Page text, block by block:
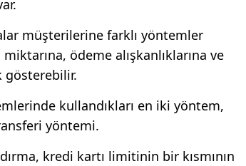
müşterilerine farklı yöntemler
ödeme alışkanlıklarına ve
gösterebilir.
kullandıkları en iki yöntem,
yöntemi.
kredi kartı limitinin bir kısmının